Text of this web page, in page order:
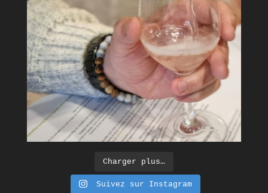
Charger plus…
Suivez sur Instagram